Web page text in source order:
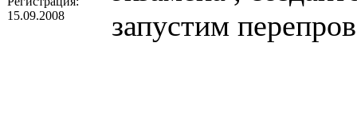
15.09.2008
запустим